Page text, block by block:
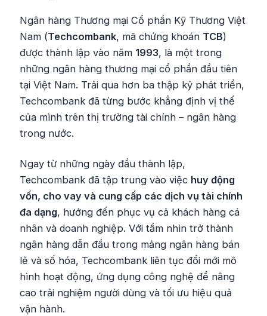
Ngân hàng Thương mại Cổ phần Kỹ Thương Việt
Nam (Techcombank, mã chứng khoán TCB)
được thành lập vào năm 1993, là một trong
những ngân hàng thương mại cổ phần đầu tiên
tại Việt Nam. Trải qua hơn ba thập kỷ phát triển,
Techcombank đã từng bước khẳng định vị thế
của mình trên thị trường tài chính – ngân hàng
trong nước.
Ngay từ những ngày đầu thành lập,
Techcombank đã tập trung vào việc huy động
vốn, cho vay và cung cấp các dịch vụ tài chính
đa dạng, hướng đến phục vụ cả khách hàng cá
nhân và doanh nghiệp. Với tầm nhìn trở thành
ngân hàng dẫn đầu trong mảng ngân hàng bán
lẻ và số hóa, Techcombank liên tục đổi mới mô
hình hoạt động, ứng dụng công nghệ để nâng
cao trải nghiệm người dùng và tối ưu hiệu quả
vận hành.